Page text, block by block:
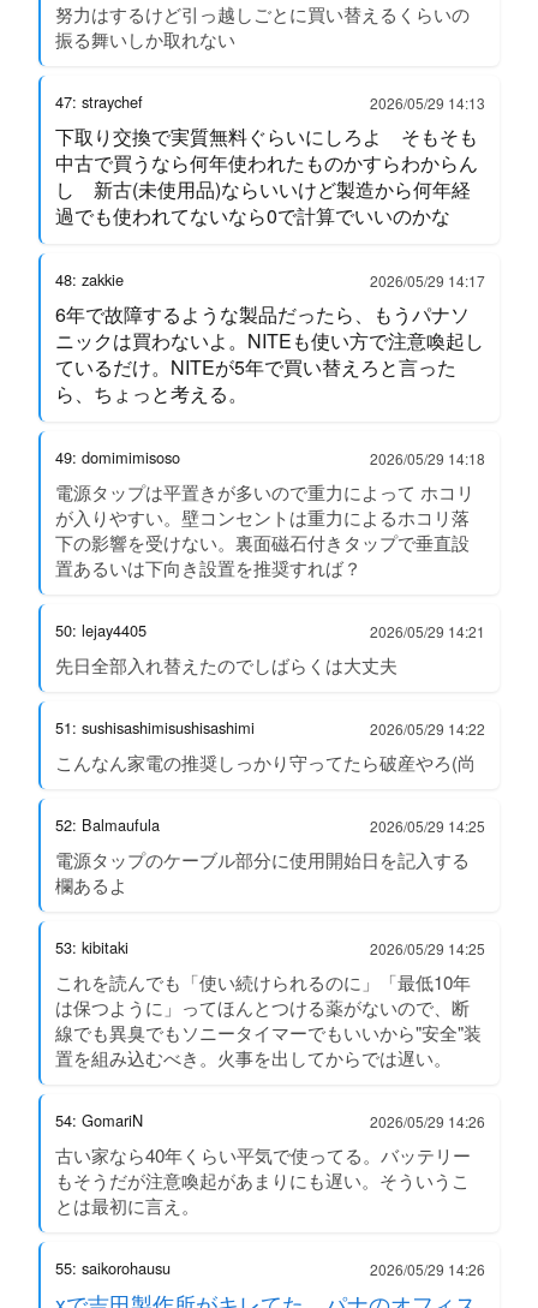
努力はするけど引っ越しごとに買い替えるくらいの
振る舞いしか取れない
47: straychef 2026/05/29 14:13
下取り交換で実質無料ぐらいにしろよ そもそも
中古で買うなら何年使われたものかすらわからん
し 新古(未使用品)ならいいけど製造から何年経
過でも使われてないなら0で計算でいいのかな
48: zakkie 2026/05/29 14:17
6年で故障するような製品だったら、もうパナソ
ニックは買わないよ。NITEも使い方で注意喚起し
ているだけ。NITEが5年で買い替えろと言った
ら、ちょっと考える。
49: domimimisoso 2026/05/29 14:18
電源タップは平置きが多いので重力によって ホコリ
が入りやすい。壁コンセントは重力によるホコリ落
下の影響を受けない。裏面磁石付きタップで垂直設
置あるいは下向き設置を推奨すれば？
50: lejay4405 2026/05/29 14:21
先日全部入れ替えたのでしばらくは大丈夫
51: sushisashimisushisashimi 2026/05/29 14:22
こんなん家電の推奨しっかり守ってたら破産やろ(尚
52: Balmaufula 2026/05/29 14:25
電源タップのケーブル部分に使用開始日を記入する
欄あるよ
53: kibitaki 2026/05/29 14:25
これを読んでも「使い続けられるのに」「最低10年
は保つように」ってほんとつける薬がないので、断
線でも異臭でもソニータイマーでもいいから"安全"装
置を組み込むべき。火事を出してからでは遅い。
54: GomariN 2026/05/29 14:26
古い家なら40年くらい平気で使ってる。バッテリー
もそうだが注意喚起があまりにも遅い。そういうこ
とは最初に言え。
55: saikorohausu 2026/05/29 14:26